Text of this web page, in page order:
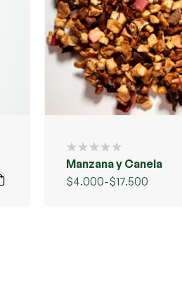
Manzana y Canela
$4.000-$17.500